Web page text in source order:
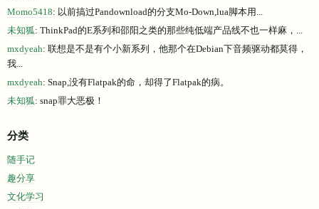
Momo5418: 以前搞过Pandownload的分支Mo-Down,lua脚本用...
未知狐: ThinkPad的E系列和邵阳之类的那些纯低端产品线不也一样麻，...
mxdyeah: 联想是不是有个小新系列，他那个在Debian下音频驱动都莫得，
我...
mxdyeah: Snap,没有Flatpak的命，却得了Flatpak的病。
未知狐: snap罪大恶极！
分类
随手记
趣分享
文化学习